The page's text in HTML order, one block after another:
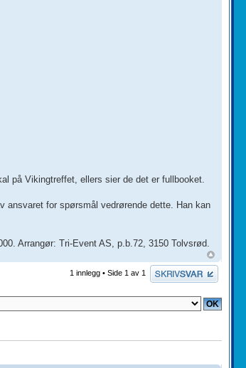
på Vikingtreffet, ellers sier de det er fullbooket.
ansvaret for spørsmål vedrørende dette. Han kan
Arrangør: Tri-Event AS, p.b.72, 3150 Tolvsrød.
Skriv et svar
1 innlegg • Side 1 av 1